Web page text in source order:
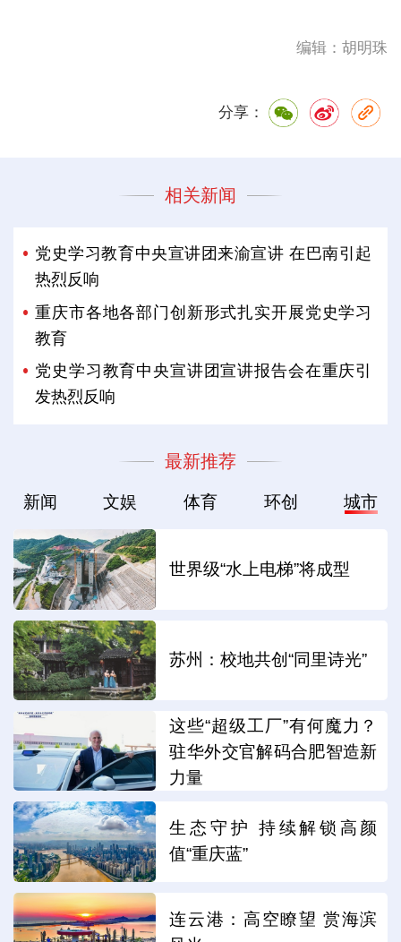
编辑：胡明珠
分享：
相关新闻
党史学习教育中央宣讲团来渝宣讲 在巴南引起
热烈反响
重庆市各地各部门创新形式扎实开展党史学习
教育
党史学习教育中央宣讲团宣讲报告会在重庆引
发热烈反响
最新推荐
新闻 文娱 体育 环创 城市
世界级“水上电梯”将成型
苏州：校地共创“同里诗光”
这些“超级工厂”有何魔力？
驻华外交官解码合肥智造新
力量
生态守护 持续解锁高颜
值“重庆蓝”
连云港：高空瞭望 赏海滨